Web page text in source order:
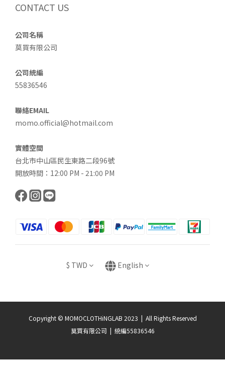
CONTACT US
公司名稱
莫買有限公司
公司統編
55836546
聯絡EMAIL
momo.official@hotmail.com
實體空間
台北市中山區民生東路二段96號
開放時間：12:00 PM - 21:00 PM
$ TWD English
Copyright © MOMOCLOTHiNGLAB 2023 | All Rights Reserved
莫買有限公司 | 統編55836546